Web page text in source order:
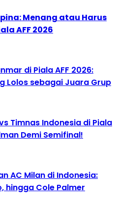
Menang atau Harus
AFF 2026
di Piala AFF 2026:
Lolos sebagai Juara Grup
Timnas Indonesia di Piala
Demi Semifinal!
AC Milan di Indonesia:
hingga Cole Palmer